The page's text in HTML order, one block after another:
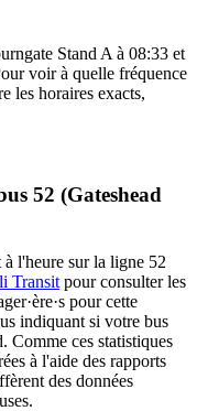
Stand A à 08:33 et
voir à quelle fréquence
les horaires exacts,
52 (Gateshead
l'heure sur la ligne 52
Transit pour consulter les
pour cette
indiquant si votre bus
Comme ces statistiques
à l'aide des rapports
des données